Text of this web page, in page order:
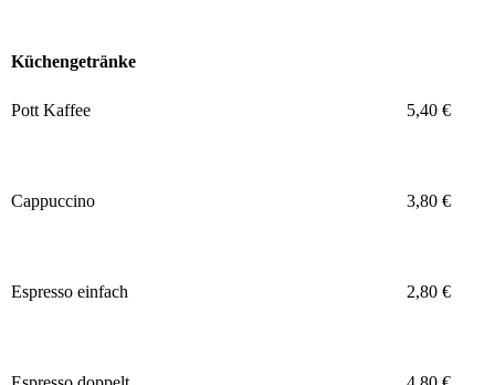
Küchengetränke
Pott Kaffee 5,40 €
Cappuccino 3,80 €
Espresso einfach 2,80 €